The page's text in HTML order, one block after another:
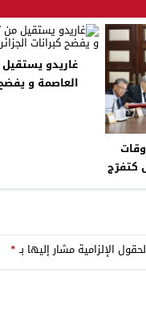
كتفرّج
غاريدو
العاصمة و يفضح
الإلزامية مشار إليها بـ*